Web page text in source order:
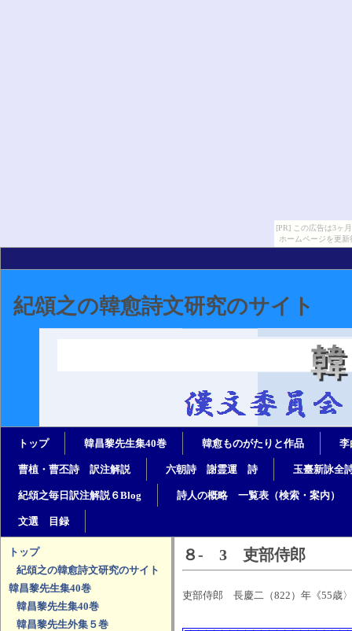
[PR] この広告は3ヶ
ホームページを更
紀頌之の韓愈詩文研究のサイト
トップ 韓昌黎先生集40巻 韓愈ものがたりと作品 李
曹植・曹丕詩　訳注解説 六朝詩　謝霊運　詩 玉臺新詠全
紀頌之毎日訳注解説６Blog 詩人の概略　一覧表（検索・案内）
文選　目録
トップ
紀頌之の韓愈詩文研究のサイト
韓昌黎先生集40巻
韓昌黎先生集40巻
韓昌黎先生外集５巻
８- 3 吏部侍郎
吏部侍郎 長慶二（822）年《55歳〉